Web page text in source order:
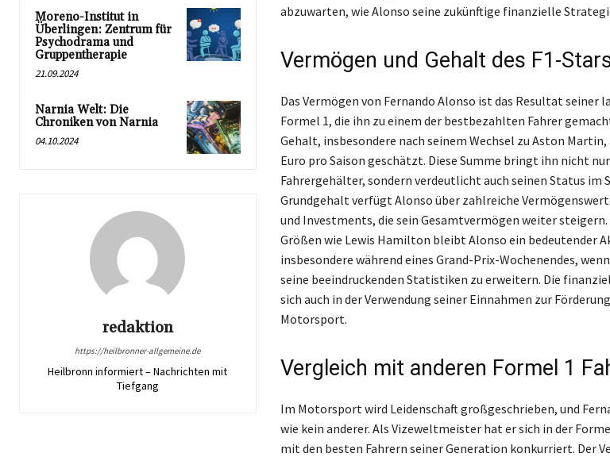
Moreno-Institut in
Überlingen: Zentrum für
Psychodrama und
Gruppentherapie
21.09.2024
Narnia Welt: Die
Chroniken von Narnia
04.10.2024
redaktion
https://heilbronner-allgemeine.de
Heilbronn informiert – Nachrichten mit
Tiefgang
abzuwarten, wie Alonso seine zukünftige finanzielle
Vermögen und Gehalt des F1-
Das Vermögen von Fernando Alonso ist das Resultat seiner
Formel 1, die ihn zu einem der bestbezahlten Fahrer
Gehalt, insbesondere nach seinem Wechsel zu Aston
Euro pro Saison geschätzt. Diese Summe bringt ihn nicht
Fahrergehälter, sondern verdeutlicht auch seinen Status im
Grundgehalt verfügt Alonso über zahlreiche
und Investments, die sein Gesamtvermögen weiter
Größen wie Lewis Hamilton bleibt Alonso ein bedeutender
insbesondere während eines Grand-Prix-Wochenendes,
seine beeindruckenden Statistiken zu erweitern. Die
sich auch in der Verwendung seiner Einnahmen zur
Motorsport.
Vergleich mit anderen Formel 1
Im Motorsport wird Leidenschaft großgeschrieben, und
wie kein anderer. Als Vizeweltmeister hat er sich in der
mit den besten Fahrern seiner Generation konkurriert. Der